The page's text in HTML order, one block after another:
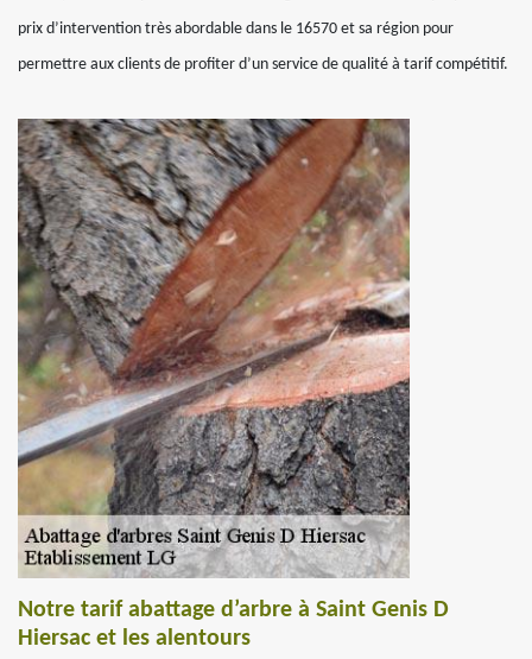
prix d’intervention très abordable dans le 16570 et sa région pour
permettre aux clients de profiter d’un service de qualité à tarif compétitif.
Notre tarif abattage d’arbre à Saint Genis D
Hiersac et les alentours